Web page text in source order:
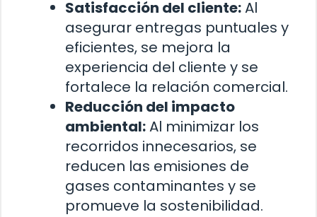
Satisfacción del cliente:Al
asegurar entregas puntuales y
eficientes, se mejora la
experiencia del cliente y se
fortalece la relación comercial.
Reducción del impacto
ambiental:Al minimizar los
recorridos innecesarios, se
reducen las emisiones de
gases contaminantes y se
promueve la sostenibilidad.